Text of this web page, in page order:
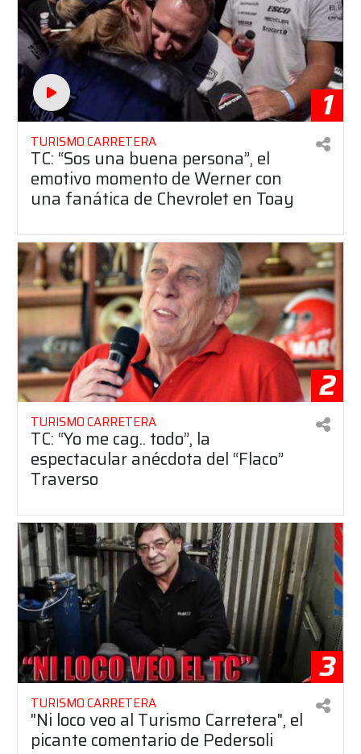
1
TURISMO CARRETERA
TC: “Sos una buena persona”, el
emotivo momento de Werner con
una fanática de Chevrolet en Toay
2
TURISMO CARRETERA
TC: “Yo me cag.. todo”, la
espectacular anécdota del “Flaco”
Traverso
3
TURISMO CARRETERA
"Ni loco veo al Turismo Carretera", el
picante comentario de Pedersoli